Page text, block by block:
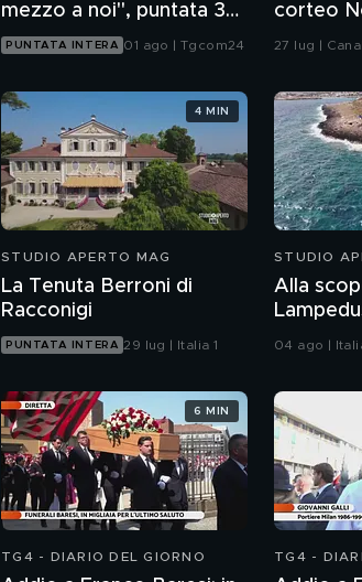
mezzo a noi", puntata 36:
chatbot emotivi e minori
PUNTATA INTERA 01 ago | Tgcom24
corteo
27 lug |
STUDIO APERTO MAG
La Tenuta Berroni di
Racconigi
PUNTATA INTERA 29 lug | Italia 1
4 MIN
STUDIO
Alla
04 ago |
TG4 - DIARIO DEL GIORNO
6 MIN
TG4 -